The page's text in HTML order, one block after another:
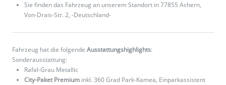
Sie finden das Fahrzeug an unserem Standort in 77855 Achern,
Von-Drais-Str. 2, -Deutschland-
Fahrzeug hat die folgende Ausstattungshighlights:
Sonderausstattung:
Rafal-Grau Metallic
City-Paket Premium inkl. 360 Grad Park-Kamea, Einparkassistent